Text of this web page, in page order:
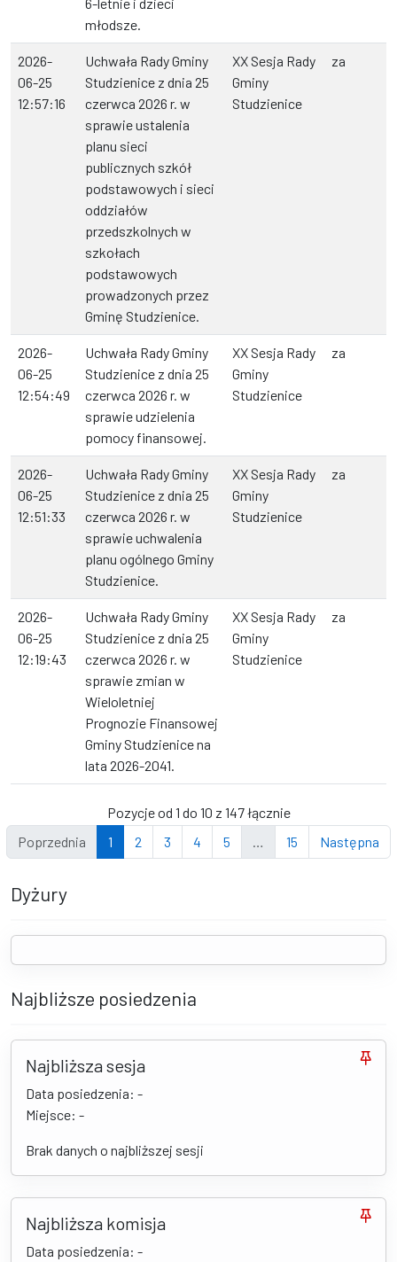
młodsze.
2026-
06-25
12:57:16
Uchwała Rady Gminy
Studzienice z dnia 25
czerwca 2026 r. w
sprawie ustalenia
planu sieci
publicznych szkół
podstawowych i sieci
oddziałów
przedszkolnych w
szkołach
podstawowych
prowadzonych przez
Gminę Studzienice.
XX Sesja Rady
Gminy
Studzienice
za
2026-
06-25
12:54:49
Uchwała Rady Gminy
Studzienice z dnia 25
czerwca 2026 r. w
sprawie udzielenia
pomocy finansowej.
XX Sesja Rady
Gminy
Studzienice
za
2026-
06-25
12:51:33
Uchwała Rady Gminy
Studzienice z dnia 25
czerwca 2026 r. w
sprawie uchwalenia
planu ogólnego Gminy
Studzienice.
XX Sesja Rady
Gminy
Studzienice
za
2026-
06-25
12:19:43
Uchwała Rady Gminy
Studzienice z dnia 25
czerwca 2026 r. w
sprawie zmian w
Wieloletniej
Prognozie Finansowej
Gminy Studzienice na
lata 2026-2041.
XX Sesja Rady
Gminy
Studzienice
za
Pozycje od 1 do 10 z 147 łącznie
Poprzednia
1 2 3 4 5 15 Następna
Dyżury
Najbliższe posiedzenia
Najbliższa sesja
Data posiedzenia: -
Miejsce: -
Brak danych o najbliższej sesji
Najbliższa komisja
Data posiedzenia: -